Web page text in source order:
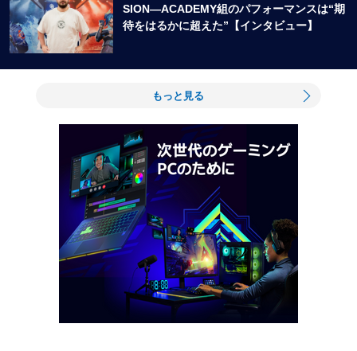
SION―ACADEMY組のパフォーマンスは“期
待をはるかに超えた”【インタビュー】
もっと見る